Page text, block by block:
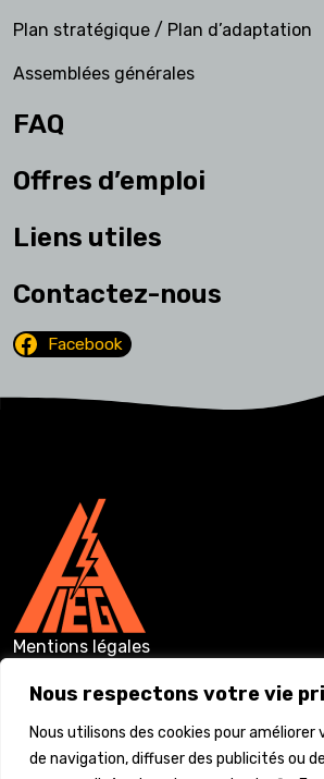
Nous respectons votre vie
Nous utilisons des cookies pour
de navigation, diffuser des publicités ou
Plan stratégique / Plan d’adaptation
Assemblées générales
FAQ
Offres d’emploi
Liens utiles
Contactez-nous
Facebook
Mentions légales
Conditions générales
Vie privée